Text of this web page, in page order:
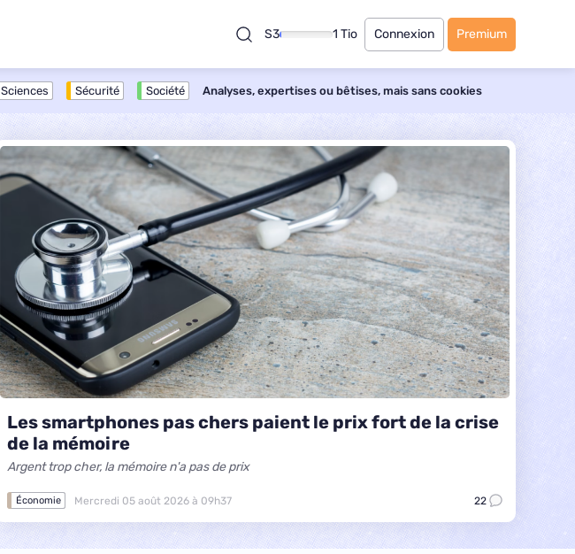
S3 1 Tio Connexion Premium
Sciences Sécurité Société Analyses, expertises ou bêtises, mais sans cookies
Les smartphones pas chers paient le prix fort de la crise
de la mémoire
Argent trop cher, la mémoire n'a pas de prix
Économie Mercredi 05 août 2026 à 09h37 22